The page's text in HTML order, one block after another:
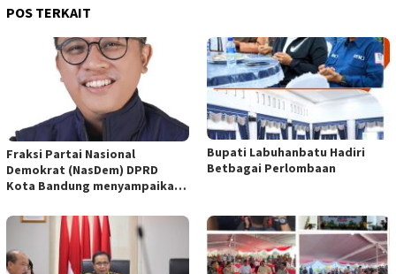
POS TERKAIT
Fraksi Partai Nasional
Demokrat (NasDem) DPRD
Kota Bandung menyampaikan
empat Rancangan Peraturan
Daerah (Raperda) yang
diajukan Pemerintah Kota
Bandung
Bupati Labuhanbatu Hadiri
Betbagai Perlombaan